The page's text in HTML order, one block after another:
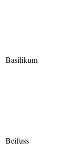
Basilikum
Beifuss